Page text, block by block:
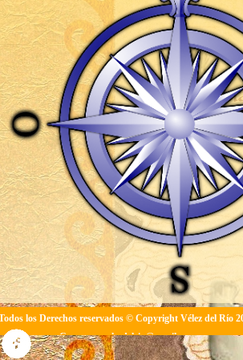
los Derechos reservados © Copyright Vélez del Río
Contacto: velezdelrio@gmail.com